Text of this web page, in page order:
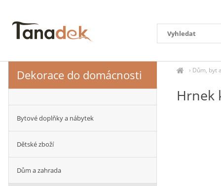
› Dům, byt
Hrnek
Dekorace do domácnosti
Bytové doplňky a nábytek
Dětské zboží
Dům a zahrada